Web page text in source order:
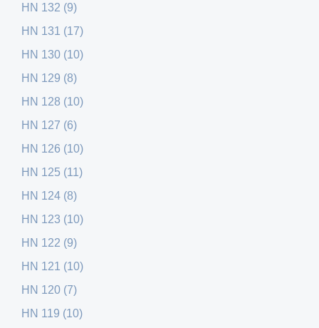
HN 132 (9)
HN 131 (17)
HN 130 (10)
HN 129 (8)
HN 128 (10)
HN 127 (6)
HN 126 (10)
HN 125 (11)
HN 124 (8)
HN 123 (10)
HN 122 (9)
HN 121 (10)
HN 120 (7)
HN 119 (10)